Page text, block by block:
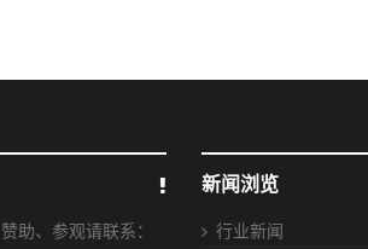
助、参观请联系：
新闻浏览
行业新闻